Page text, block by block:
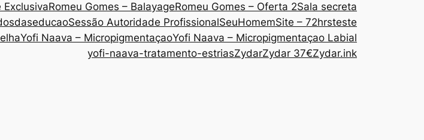
ExclusivaRomeu Gomes – BalayageRomeu Gomes – Oferta 2Sala secreta
Sessão Autoridade ProfissionalSeuHomemSite – 72hrsteste
Yofi Naava – MicropigmentaçaoYofi Naava – Micropigmentaçao Labial
yofi-naava-tratamento-estriasZydarZydar 37€Zydar.ink